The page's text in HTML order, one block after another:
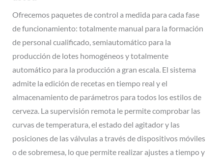
Ofrecemos paquetes de control a medida para cada fase
de funcionamiento: totalmente manual para la formación
de personal cualificado, semiautomático para la
producción de lotes homogéneos y totalmente
automático para la producción a gran escala. El sistema
admite la edición de recetas en tiempo real y el
almacenamiento de parámetros para todos los estilos de
cerveza. La supervisión remota le permite comprobar las
curvas de temperatura, el estado del agitador y las
posiciones de las válvulas a través de dispositivos móviles
o de sobremesa, lo que permite realizar ajustes a tiempo y